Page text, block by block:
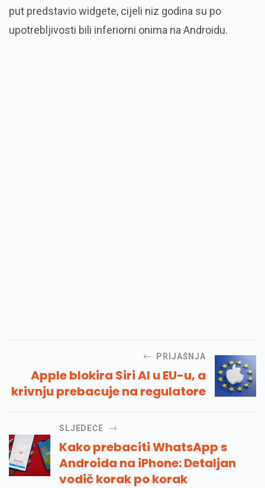
put predstavio widgete, cijeli niz godina su po
upotrebljivosti bili inferiorni onima na Androidu.
PRIJAŠNJA
Apple blokira Siri AI u EU-u, a
krivnju prebacuje na regulatore
SLJEDEĆE
Kako prebaciti WhatsApp s
Androida na iPhone: Detaljan
vodič korak po korak